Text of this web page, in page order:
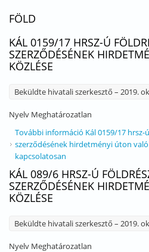
FÖLD
KÁL 0159/17 HRSZ-Ú
SZERZŐDÉSÉNEK
KÖZLÉSE
Beküldte hivatali szerkesztő – 2019.
Nyelv Meghatározatlan
További információ Kál 0159/17
szerződésének hirdetményi úton
kapcsolatosan
KÁL 089/6 HRSZ-Ú
SZERZŐDÉSÉNEK
KÖZLÉSE
Beküldte hivatali szerkesztő – 2019.
Nyelv Meghatározatlan